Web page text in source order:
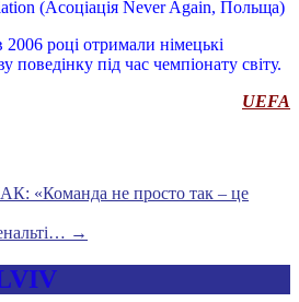
(Асоціація Never Again, Польща)
році отримали німецькі
поведінку під час чемпіонату світу.
UEFA
«Команда не просто так – це
→